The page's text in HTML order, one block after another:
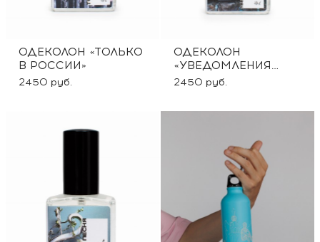
ОДЕКОЛОН «ТОЛЬКО
В РОССИИ»
2450 руб.
ОДЕКОЛОН
«УВЕДОМЛЕНИЯ
РАБОЧИХ ЧАТОВ»
2450 руб.